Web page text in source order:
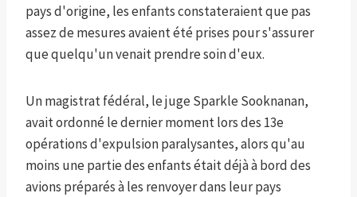
pays d'origine, les enfants constateraient que pas
assez de mesures avaient été prises pour s'assurer
que quelqu'un venait prendre soin d'eux.
Un magistrat fédéral, le juge Sparkle Sooknanan,
avait ordonné le dernier moment lors des 13e
opérations d'expulsion paralysantes, alors qu'au
moins une partie des enfants était déjà à bord des
avions préparés à les renvoyer dans leur pays